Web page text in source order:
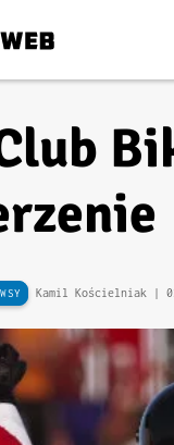
Kamil Kościelniak |